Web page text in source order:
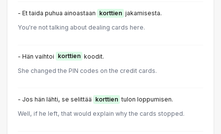
- Et taida puhua ainoastaan korttien jakamisesta.
You're not talking about dealing cards here.
- Hän vaihtoi korttien koodit.
She changed the PIN codes on the credit cards.
- Jos hän lähti, se selittää korttien tulon loppumisen.
Well, if he left, that would explain why the cards stopped.